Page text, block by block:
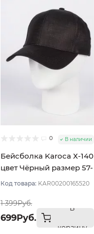
0 В наличии
Бейсболка Karoca Х-140
цвет Чёрный размер 57-
58
Код товара: KAR00200165520
1 399Руб.
699Руб.
В
корзину